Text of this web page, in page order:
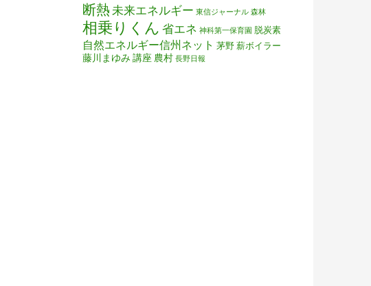
断熱 未来エネルギー 東信ジャーナル 森林
相乗りくん 省エネ 神科第一保育園 脱炭素
自然エネルギー信州ネット 茅野 薪ボイラー
藤川まゆみ 講座 農村 長野日報